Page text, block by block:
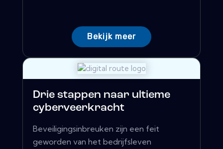
Bekijk meer
Drie stappen naar ultieme
cyberveerkracht
Beveiligingsinbreuken zijn een feit
geworden van het bedrijfsleven